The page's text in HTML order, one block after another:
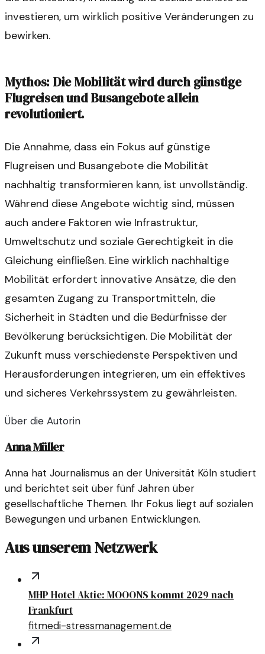
investieren, um wirklich positive Veränderungen zu
bewirken.
Mythos: Die Mobilität wird durch günstige
Flugreisen und Busangebote allein
revolutioniert.
Die Annahme, dass ein Fokus auf günstige
Flugreisen und Busangebote die Mobilität
nachhaltig transformieren kann, ist unvollständig.
Während diese Angebote wichtig sind, müssen
auch andere Faktoren wie Infrastruktur,
Umweltschutz und soziale Gerechtigkeit in die
Gleichung einfließen. Eine wirklich nachhaltige
Mobilität erfordert innovative Ansätze, die den
gesamten Zugang zu Transportmitteln, die
Sicherheit in Städten und die Bedürfnisse der
Bevölkerung berücksichtigen. Die Mobilität der
Zukunft muss verschiedenste Perspektiven und
Herausforderungen integrieren, um ein effektives
und sicheres Verkehrssystem zu gewährleisten.
Über die Autorin
Anna Müller
Anna hat Journalismus an der Universität Köln studiert
und berichtet seit über fünf Jahren über
gesellschaftliche Themen. Ihr Fokus liegt auf sozialen
Bewegungen und urbanen Entwicklungen.
Aus unserem Netzwerk
MHP Hotel Aktie: MOOONS kommt 2029 nach
Frankfurt
fitmedi-stressmanagement.de